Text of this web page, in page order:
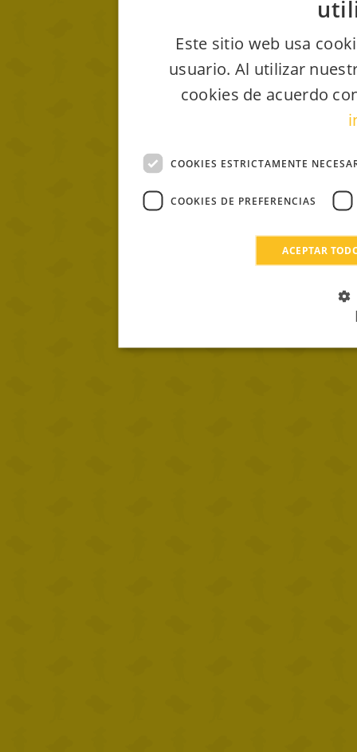
Este sitio web usa
usuario. Al utilizar
cookies de acuerdo
COOKIES ESTRICTAMENTE
COOKIES DE PREFERENCIAS
ACEPTAR